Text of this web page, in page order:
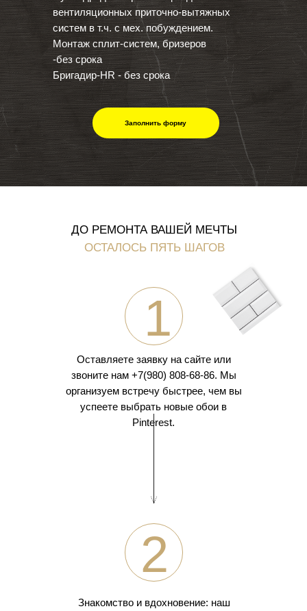
Заполнить форму
вентиляционных приточно-вытяжных
систем в т.ч. с мех. побуждением.
Монтаж сплит-систем, бризеров
-без срока
Бригадир-HR - без срока
Оставляете заявку на сайте или
звоните нам +7(980) 808-68-86. Мы
организуем встречу быстрее, чем вы
успеете выбрать новые обои в
Pinterest.
Знакомство и вдохновение: наш
1
2
ДО РЕМОНТА ВАШЕЙ МЕЧТЫ
ОСТАЛОСЬ ПЯТЬ ШАГОВ